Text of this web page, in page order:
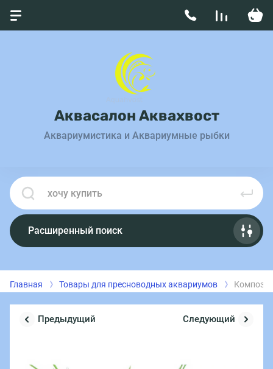
Аквасалон Аквахвост
Аквариумистика и Аквариумные рыбки
Расширенный поиск
Главная Товары для пресноводных аквариумов
Предыдущий Следующий